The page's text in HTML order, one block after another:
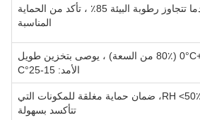
عندما تتجاوز رطوبة البيئة 85٪ ، تأكد من الحماية
المناسبة
0°C+40°C (80٪ من السعة) ، يوصى بتخزين طويل
الأمد: 15-25°C
RH <50٪، ضمان حماية مغلقة للمكونات التي
تتأكسد بسهولة